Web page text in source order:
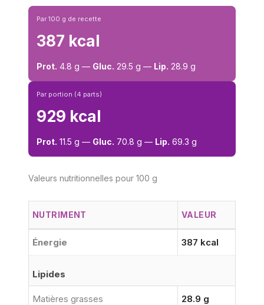
Par 100 g de recette
387 kcal
Prot. 4.8 g — Gluc. 29.5 g — Lip. 28.9 g
Par portion (4 parts)
929 kcal
Prot. 11.5 g — Gluc. 70.8 g — Lip. 69.3 g
Valeurs nutritionnelles pour 100 g
NUTRIMENT VALEUR
Énergie 387 kcal
Lipides
Matières grasses 28.9 g